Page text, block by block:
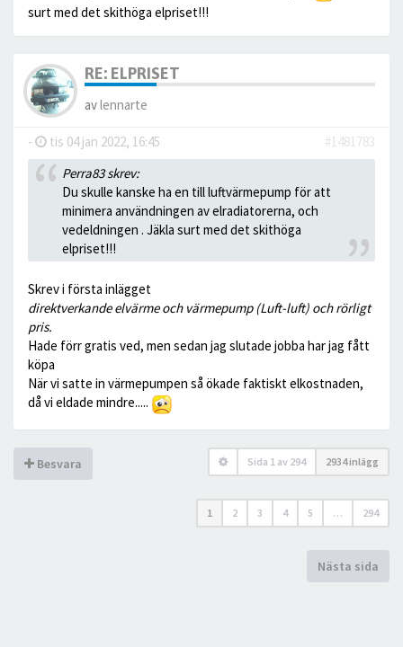
surt med det skithöga elpriset!!!
RE: ELPRISET
avlennarte
- tis 04 jan 2022, 16:45
#1481783
Perra83 skrev:
Du skulle kanske ha en till luftvärmepump för att
minimera användningen av elradiatorerna, och
vedeldningen . Jäkla surt med det skithöga
elpriset!!!
Skrev i första inlägget
direktverkande elvärme och värmepump (Luft-luft) och rörligt
pris.
Hade förr gratis ved, men sedan jag slutade jobba har jag fått
köpa
När vi satte in värmepumpen så ökade faktiskt elkostnaden,
då vi eldade mindre.....
Besvara Sida 1 av 294 2934 inlägg
1 2 3 4 5 … 294
Nästa sida